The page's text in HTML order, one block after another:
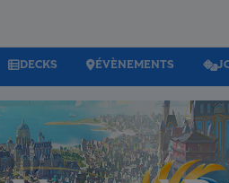
DECKS ÉVÈNEMENTS